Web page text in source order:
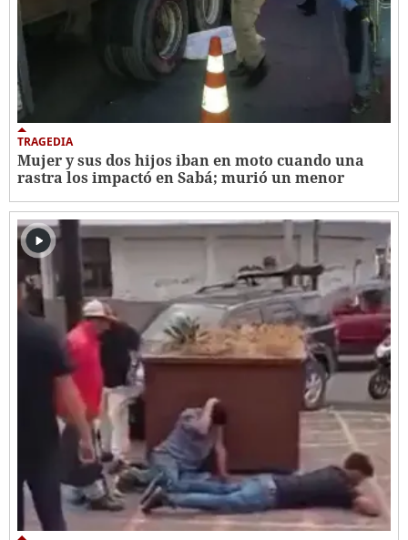
TRAGEDIA
Mujer y sus dos hijos iban en moto cuando una
rastra los impactó en Sabá; murió un menor